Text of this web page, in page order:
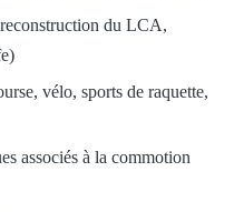
du LCA,
vélo, sports de raquette,
associés à la commotion